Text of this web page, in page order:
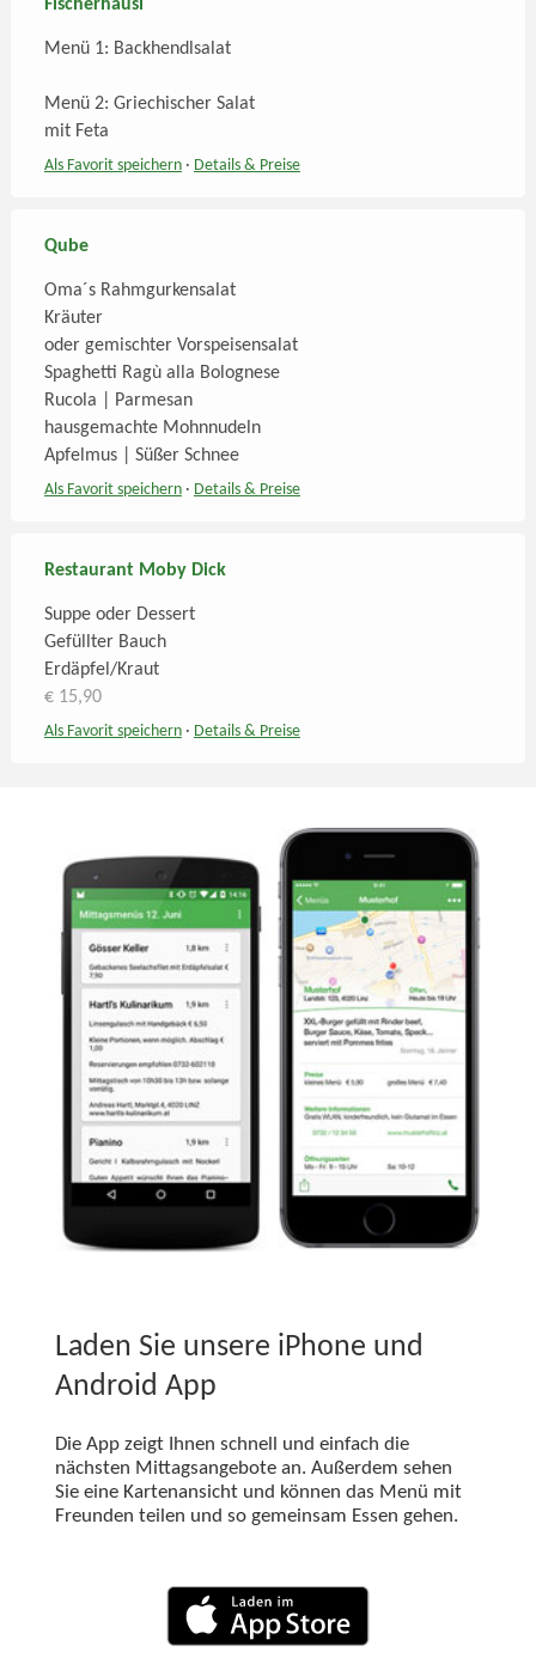
Fischerhäusl
Menü 1: Backhendlsalat
Menü 2: Griechischer Salat
mit Feta
Als Favorit speichern· Details& Preise
Qube
Oma´s Rahmgurkensalat
Kräuter
oder gemischter Vorspeisensalat
Spaghetti Ragù alla Bolognese
Rucola | Parmesan
hausgemachte Mohnnudeln
Apfelmus | Süßer Schnee
Als Favorit speichern· Details& Preise
Restaurant Moby Dick
Suppe oder Dessert
Gefüllter Bauch
Erdäpfel/Kraut
€ 15,90
Als Favorit speichern· Details& Preise
Laden Sie unsere iPhone und
Android App
Die App zeigt Ihnen schnell und einfach die
nächsten Mittagsangebote an. Außerdem sehen
Sie eine Kartenansicht und können das Menü mit
Freunden teilen und so gemeinsam Essen gehen.